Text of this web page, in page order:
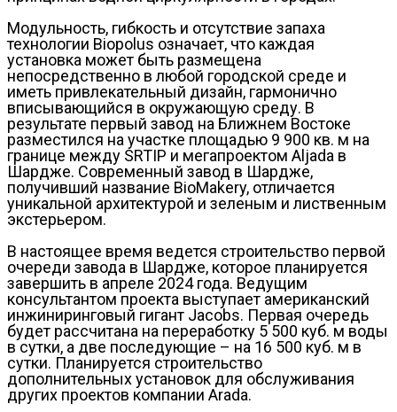
Модульность, гибкость и отсутствие запаха
технологии Biopolus означает, что каждая
установка может быть размещена
непосредственно в любой городской среде и
иметь привлекательный дизайн, гармонично
вписывающийся в окружающую среду. В
результате первый завод на Ближнем Востоке
разместился на участке площадью 9 900 кв. м на
границе между SRTIP и мегапроектом Aljada в
Шардже. Современный завод в Шардже,
получивший название BioMakery, отличается
уникальной архитектурой и зеленым и лиственным
экстерьером.
В настоящее время ведется строительство первой
очереди завода в Шардже, которое планируется
завершить в апреле 2024 года. Ведущим
консультантом проекта выступает американский
инжиниринговый гигант Jacobs. Первая очередь
будет рассчитана на переработку 5 500 куб. м воды
в сутки, а две последующие – на 16 500 куб. м в
сутки. Планируется строительство
дополнительных установок для обслуживания
других проектов компании Arada.